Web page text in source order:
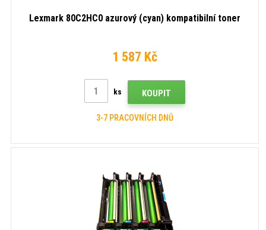
Lexmark 80C2HC0 azurový (cyan) kompatibilní toner
1 587 Kč
ks KOUPIT
3-7 PRACOVNÍCH DNŮ